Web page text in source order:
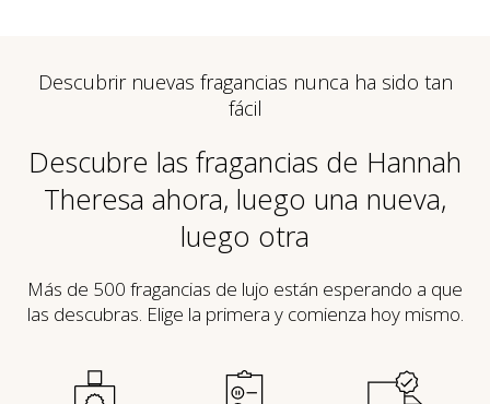
Descubrir nuevas fragancias nunca ha sido tan
fácil
Descubre las fragancias de Hannah
Theresa ahora, luego una nueva,
luego otra
Más de 500 fragancias de lujo están esperando a que
las descubras. Elige la primera y comienza hoy mismo.